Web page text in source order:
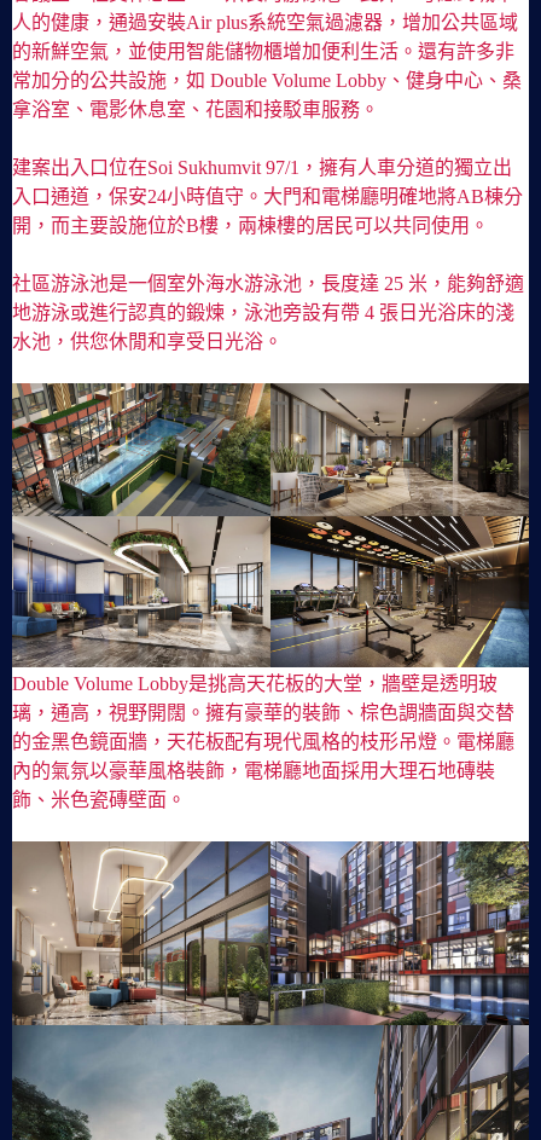
人的健康，通過安裝Air plus系統空氣過濾器，增加公共區域
的新鮮空氣，並使用智能儲物櫃增加便利生活。還有許多非
常加分的公共設施，如 Double Volume Lobby、健身中心、桑
拿浴室、電影休息室、花園和接駁車服務。
建案出入口位在Soi Sukhumvit 97/1，擁有人車分道的獨立出
入口通道，保安24小時值守。大門和電梯廳明確地將AB棟分
開，而主要設施位於B樓，兩棟樓的居民可以共同使用。
社區游泳池是一個室外海水游泳池，長度達 25 米，能夠舒適
地游泳或進行認真的鍛煉，泳池旁設有帶 4 張日光浴床的淺
水池，供您休閒和享受日光浴。
Double Volume Lobby是挑高天花板的大堂，牆壁是透明玻
璃，通高，視野開闊。擁有豪華的裝飾、棕色調牆面與交替
的金黑色鏡面牆，天花板配有現代風格的枝形吊燈。電梯廳
內的氣氛以豪華風格裝飾，電梯廳地面採用大理石地磚裝
飾、米色瓷磚壁面。